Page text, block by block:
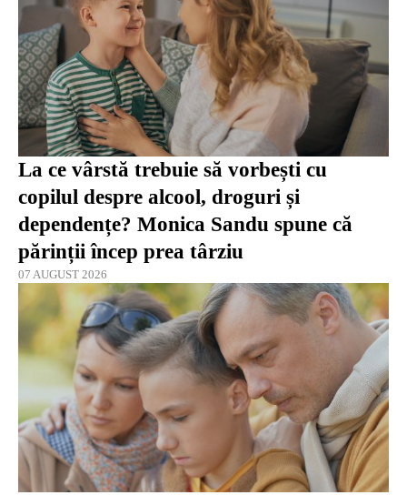
La ce vârstă trebuie să vorbești cu
copilul despre alcool, droguri și
dependențe? Monica Sandu spune că
părinții încep prea târziu
07 AUGUST 2026